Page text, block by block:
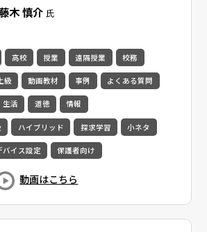
木 慎介 氏
高校 授業 遠隔授業 校務
上級 動画教材 事例 よくある質問
生活 道徳 情報
ハイブリッド 探求学習 小ネタ
バイス設定 保護者向け
動画はこちら